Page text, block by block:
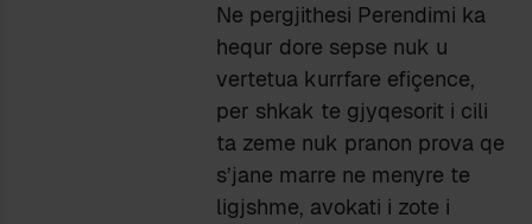
Ne pergjithesi Perendimi ka
hequr dore sepse nuk u
vertetua kurrfare efiçence,
per shkak te gjyqesorit i cili
ta zeme nuk pranon prova qe
s’jane marre ne menyre te
ligjshme, avokati i zote i